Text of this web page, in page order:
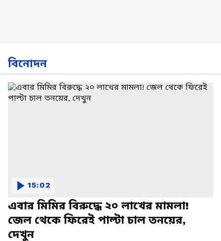
বিনোদন
এবার মিমির বিরুদ্ধে ২০ লাখের মামলা!
জেল থেকে ফিরেই পাল্টা চাল তনয়ের,
দেখুন
15:02